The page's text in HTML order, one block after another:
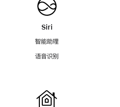
Siri
智能助理
语音识别